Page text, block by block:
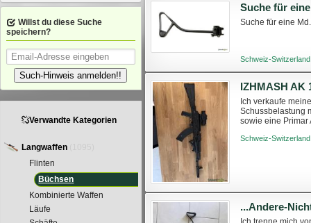
Suche für
Suche für eine
Schweiz-
IZHMASH AK
Ich verkaufe
Schussbelastung
sowie eine Primar
Schweiz-
...Andere-
Willst du diese Suche
speichern?
Such-Hinweis anmelden!!
Verwandte Kategorien
Langwaffen
Flinten
Büchsen
Kombinierte Waffen
Läufe